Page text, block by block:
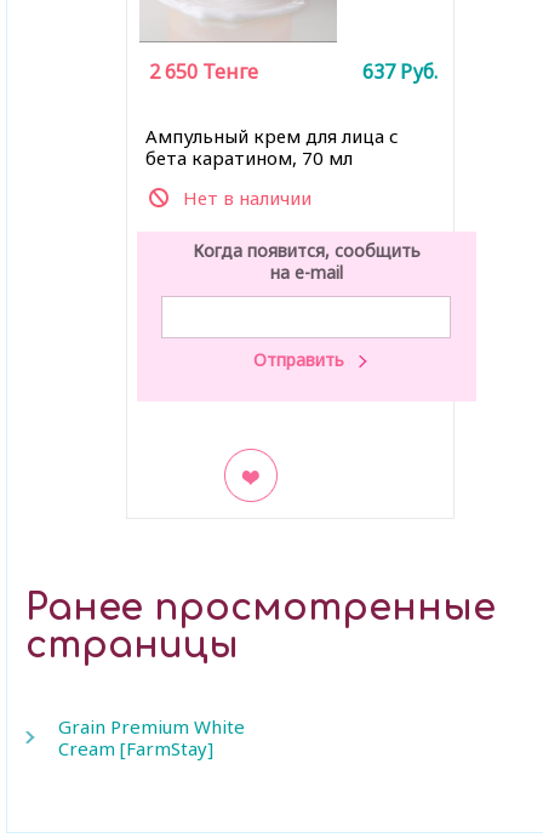
Ампульный крем для лица с
бета каратином, 70 мл
Нет в наличии
2 650 Тенге 637Руб.
Когда появится, сообщить
на e-mail
Ранее просмотренные
страницы
Grain Premium White
Cream [FarmStay]